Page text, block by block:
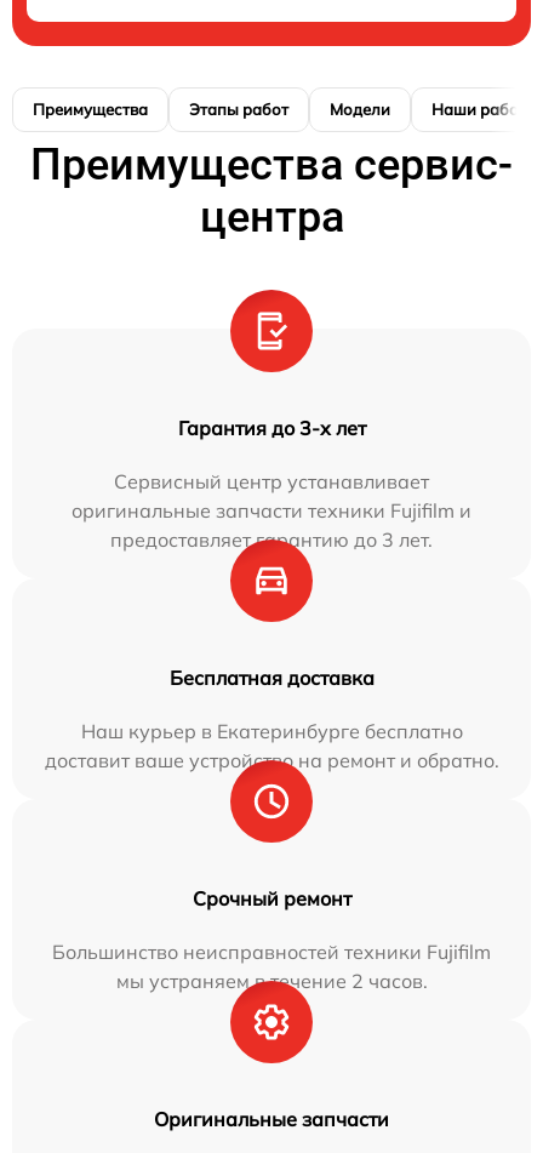
Преимущества Этапы работ Модели Наши работы
Преимущества сервис-
центра
Гарантия до 3-х лет
Сервисный центр устанавливает
оригинальные запчасти техники Fujifilm и
предоставляет гарантию до 3 лет.
Бесплатная доставка
Наш курьер в Екатеринбурге бесплатно
доставит ваше устройство на ремонт и обратно.
Срочный ремонт
Большинство неисправностей техники Fujifilm
мы устраняем в течение 2 часов.
Оригинальные запчасти